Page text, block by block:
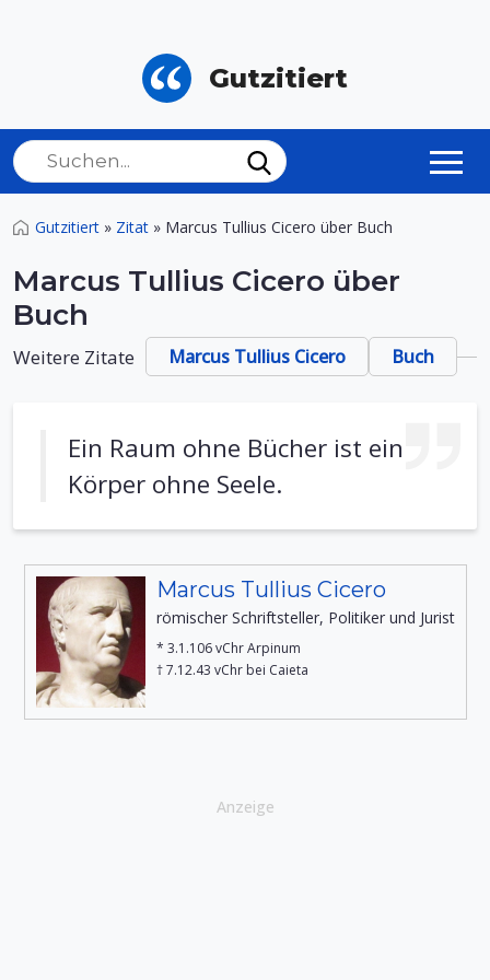
Gutzitiert
Gutzitiert » Zitat » Marcus Tullius Cicero über Buch
Marcus Tullius Cicero über
Buch
Weitere Zitate Marcus Tullius Cicero Buch
Ein Raum ohne Bücher ist ein
Körper ohne Seele.
Marcus Tullius Cicero
römischer Schriftsteller, Politiker und Jurist
* 3.1.106 vChr Arpinum
† 7.12.43 vChr bei Caieta
Anzeige